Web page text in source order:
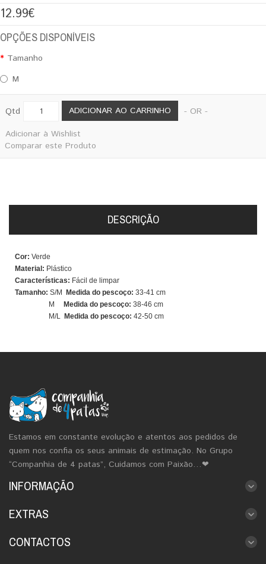
12.99€
OPÇÕES DISPONÍVEIS
Tamanho
M
Qtd ADICIONAR AO CARRINHO
- OR -
Adicionar à Wishlist
Comparar este Produto
DESCRIÇÃO
Cor: Verde
Material: Plástico
Características: Fácil de limpar
Tamanho: S/M Medida do pescoço: 33-41 cm
M
Medida do pescoço: 38-46 cm
M/L Medida do pescoço: 42-50 cm
Estamos em constante evolução e atentos aos pedidos de
quem nos confia os seus animais de estimação. No Grupo
“Companhia de 4 patas”, Cuidamos com Paixão…❤
INFORMAÇÃO
EXTRAS
CONTACTOS